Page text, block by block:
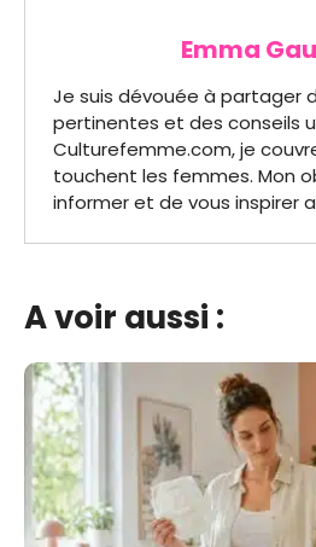
Emma
Je suis dévouée à partager
pertinentes et des conseils
Culturefemme.com, je
touchent les femmes. Mon
informer et de vous inspirer
A voir aussi :